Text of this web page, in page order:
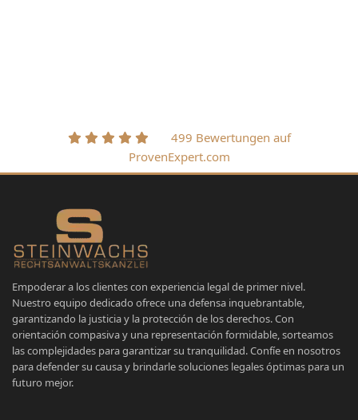
499 Bewertungen auf
ProvenExpert.com
Empoderar a los clientes con experiencia legal de primer nivel.
Nuestro equipo dedicado ofrece una defensa inquebrantable,
garantizando la justicia y la protección de los derechos. Con
orientación compasiva y una representación formidable, sorteamos
las complejidades para garantizar su tranquilidad. Confíe en nosotros
para defender su causa y brindarle soluciones legales óptimas para un
futuro mejor.